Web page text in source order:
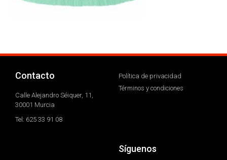
Contacto
Calle Alejandro Séiquer, 11,
30001 Murcia
Tel: 625 33 91 08
Política de privacidad
Términos y condiciones
Síguenos